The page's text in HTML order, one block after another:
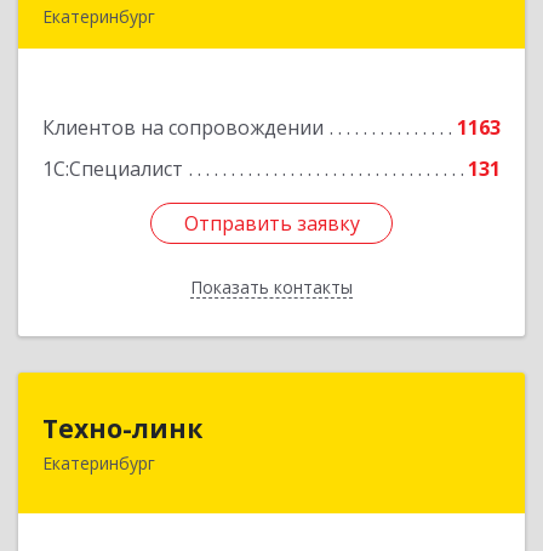
Екатеринбург
Клиентов на сопровождении
1163
1С:Специалист
131
Отправить заявку
Показать контакты
Подробнее
Отправить заявку
Назад
Техно-линк
Екатеринбург
620000, Свердловская обл, Екатеринбург г,